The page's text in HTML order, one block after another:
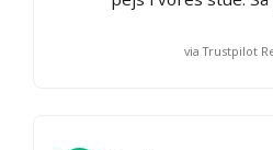
via Trustpilot